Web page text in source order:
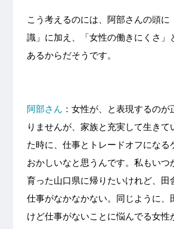
こう考えるのには、阿部さんの頭に
識」に加え、「女性の働きにくさ」
あるからだそうです。
阿部さん ： 女性が、と表現するのが
りませんが、家族と充実して生きて
た時に、仕事とトレードオフになる
おかしいなと思うんです。私もいつ
育った山口県に帰りたいけれど、田
仕事がなかなかない。同じように、
けど仕事がないことに悩んでる女性